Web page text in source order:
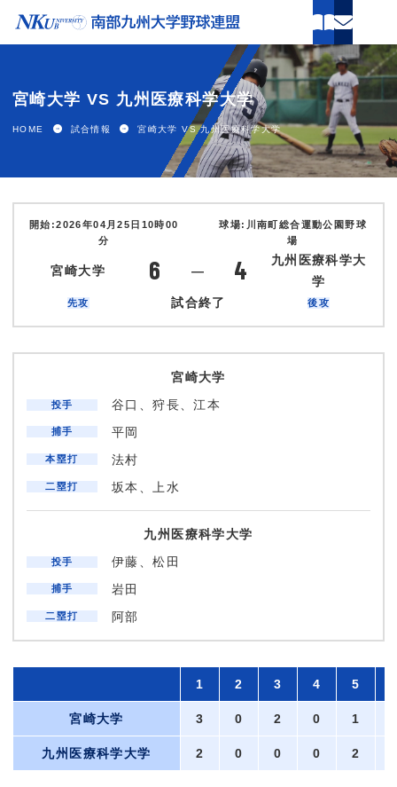
球場案内
関連団体
お問い合わせ
プライバシーポリシー
宮崎大学 VS 九州医療科学大学
HOME 試合情報 宮崎大学 VS 九州医療科学大学
開始:2026年04月25日10時00
分
球場:川南町総合運動公園野球
場
宮崎大学 6 ― 4
九州医療科学大
学
先攻 試合終了 後攻
宮崎大学
投手 谷口、狩長、江本
捕手 平岡
本塁打 法村
二塁打 坂本、上水
九州医療科学大学
投手 伊藤、松田
捕手 岩田
二塁打 阿部
1 2 3 4 5
宮崎大学 3 0 2 0 1
九州医療科学大学 2 0 0 0 2